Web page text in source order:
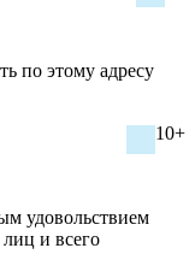
по этому адресу
10+
удовольствием
и всего